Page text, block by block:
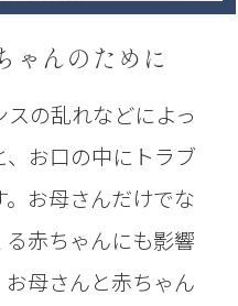
ゃんのために
の乱れなどによっ
お口の中にトラブ
お母さんだけでな
赤ちゃんにも影響
母さんと赤ちゃん